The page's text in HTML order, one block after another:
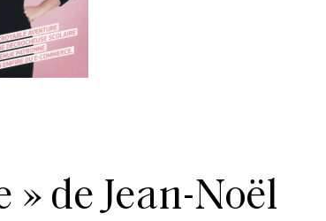
» de Jean-Noël